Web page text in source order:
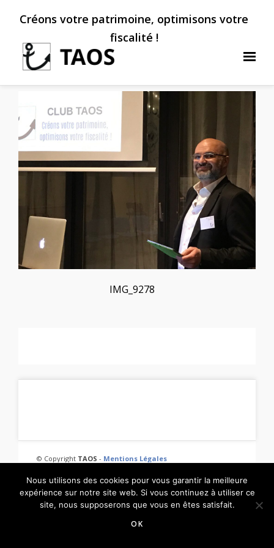
Créons votre patrimoine, optimisons votre
fiscalité !
IMG_9278
© Copyright TAOS - Mentions Légales
Nous utilisons des cookies pour vous garantir la meilleure
expérience sur notre site web. Si vous continuez à utiliser ce
site, nous supposerons que vous en êtes satisfait.
OK